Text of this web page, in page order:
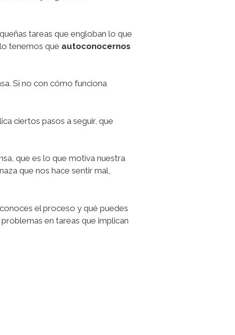
tareas que engloban lo que
tenemos que autoconocernos
Si no con cómo funciona
ciertos pasos a seguir, que
que es lo que motiva nuestra
que nos hace sentir mal,
el proceso y qué puedes
en tareas que implican